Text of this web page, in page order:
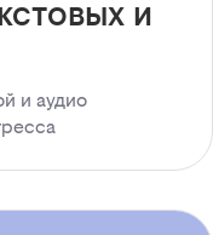
и
и аудио